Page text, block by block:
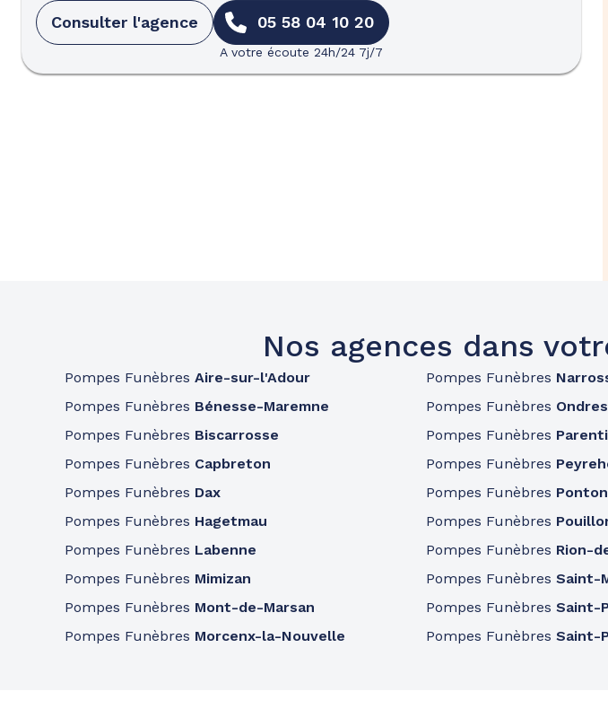
Consulter l'agence 05 58 04 10 20
A votre écoute 24h/24 7j/7
Nos agences dans
Pompes Funèbres Aire-sur-l'Adour
Pompes Funèbres Bénesse-Maremne
Pompes Funèbres Biscarrosse
Pompes Funèbres Capbreton
Pompes Funèbres Dax
Pompes Funèbres Hagetmau
Pompes Funèbres Labenne
Pompes Funèbres Mimizan
Pompes Funèbres Mont-de-Marsan
Pompes Funèbres Morcenx-la-Nouvelle
Pompes Funèbres
Pompes Funèbres Ondres
Pompes Funèbres
Pompes Funèbres
Pompes Funèbres
Pompes Funèbres
Pompes Funèbres Rion-
Pompes Funèbres Saint-
Pompes Funèbres Saint-
Pompes Funèbres Saint-